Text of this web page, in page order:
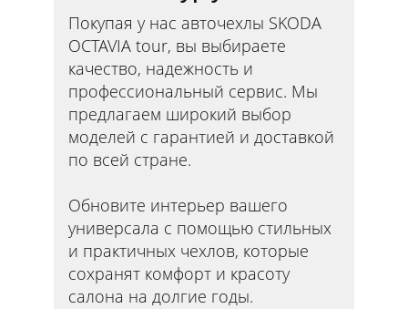
Покупая у нас авточехлы SKODA
OCTAVIA tour, вы выбираете
качество, надежность и
профессиональный сервис. Мы
предлагаем широкий выбор
моделей с гарантией и доставкой
по всей стране.
Обновите интерьер вашего
универсала с помощью стильных
и практичных чехлов, которые
сохранят комфорт и красоту
салона на долгие годы.